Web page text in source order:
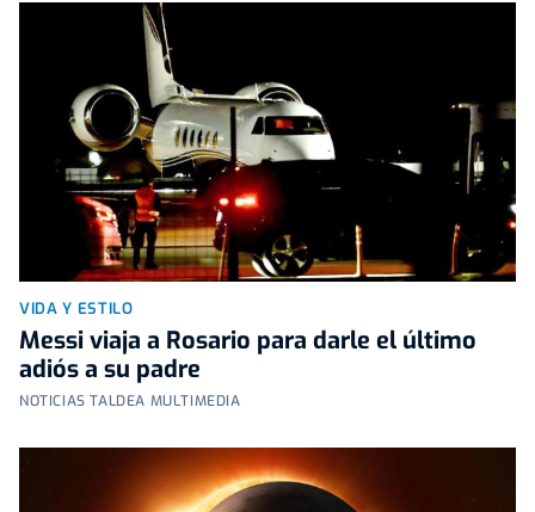
VIDA Y ESTILO
Messi viaja a Rosario para darle el último
adiós a su padre
NOTICIAS TALDEA MULTIMEDIA